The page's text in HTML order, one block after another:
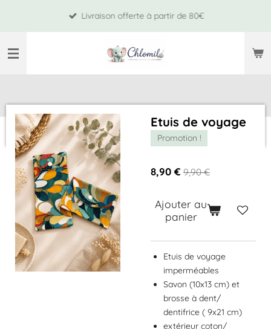
principal
Livraison offerte à partir de 80€
Etuis de voyage
Promotion !
8,90 € 9,90 €
Ajouter au
panier
Etuis de voyage
imperméables
Savon (10x13 cm) et
brosse à dent/
dentifrice ( 9x21 cm)
extérieur coton/